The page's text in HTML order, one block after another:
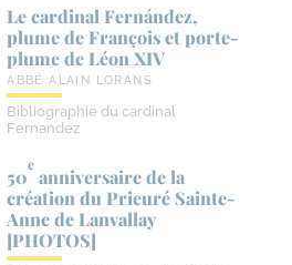
Le cardinal Fernández,
plume de François et porte-​
plume de Léon XIV
ABBÉ ALAIN LORANS
Bibliographie du cardinal
Fernandez
50
e
anniversaire de la
création du Prieuré Sainte-​
Anne de Lanvallay
[PHOTOS]